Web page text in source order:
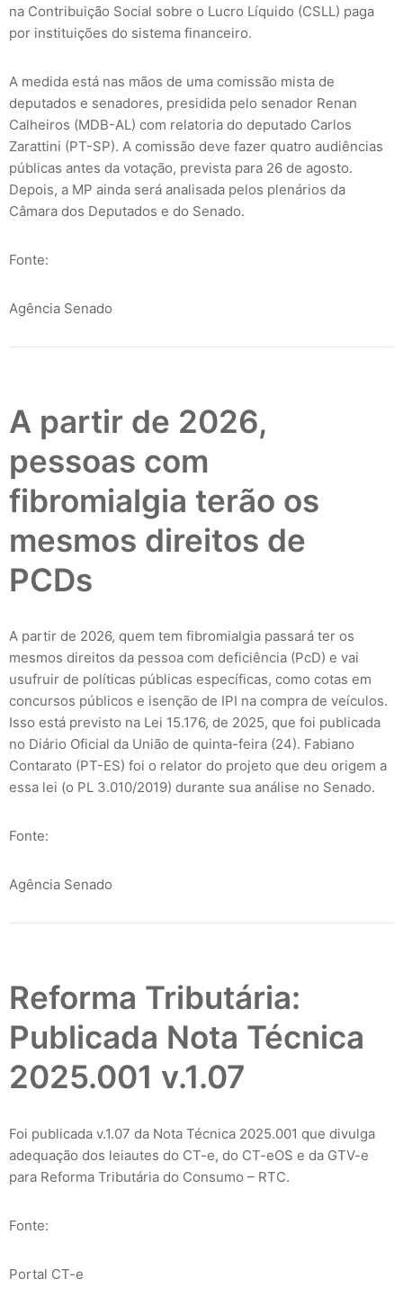
na Contribuição Social sobre o Lucro Líquido (CSLL) paga
por instituições do sistema financeiro.
A medida está nas mãos de uma comissão mista de
deputados e senadores, presidida pelo senador Renan
Calheiros (MDB-AL) com relatoria do deputado Carlos
Zarattini (PT-SP). A comissão deve fazer quatro audiências
públicas antes da votação, prevista para 26 de agosto.
Depois, a MP ainda será analisada pelos plenários da
Câmara dos Deputados e do Senado.
Fonte:
Agência Senado
A partir de 2026,
pessoas com
fibromialgia terão os
mesmos direitos de
PCDs
A partir de 2026, quem tem fibromialgia passará ter os
mesmos direitos da pessoa com deficiência (PcD) e vai
usufruir de políticas públicas específicas, como cotas em
concursos públicos e isenção de IPI na compra de veículos.
Isso está previsto na Lei 15.176, de 2025, que foi publicada
no Diário Oficial da União de quinta-feira (24). Fabiano
Contarato (PT-ES) foi o relator do projeto que deu origem a
essa lei (o PL 3.010/2019) durante sua análise no Senado.
Fonte:
Agência Senado
Reforma Tributária:
Publicada Nota Técnica
2025.001 v.1.07
Foi publicada v.1.07 da Nota Técnica 2025.001 que divulga
adequação dos leiautes do CT-e, do CT-eOS e da GTV-e
para Reforma Tributária do Consumo – RTC.
Fonte:
Portal CT-e